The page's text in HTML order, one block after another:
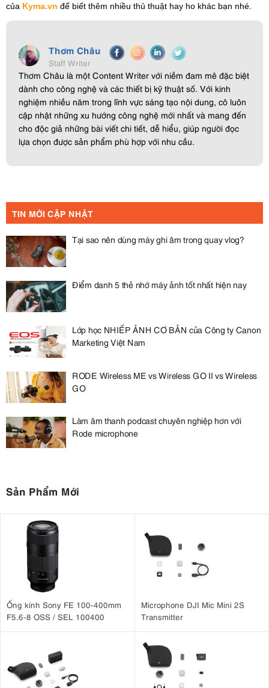
của Kyma.vn để biết thêm nhiều thủ thuật hay ho khác bạn nhé.
Thơm Châu
Staff Writer
Thơm Châu là một Content Writer với niềm đam mê đặc biệt
dành cho công nghệ và các thiết bị kỹ thuật số. Với kinh
nghiệm nhiều năm trong lĩnh vực sáng tạo nội dung, cô luôn
cập nhật những xu hướng công nghệ mới nhất và mang đến
cho độc giả những bài viết chi tiết, dễ hiểu, giúp người đọc
lựa chọn được sản phẩm phù hợp với nhu cầu.
TIN MỚI CẬP NHẬT
Tại sao nên dùng máy ghi âm trong quay vlog?
Điểm danh 5 thẻ nhớ máy ảnh tốt nhất hiện nay
Lớp học NHIẾP ẢNH CƠ BẢN của Công ty Canon
Marketing Việt Nam
RODE Wireless ME vs Wireless GO II vs Wireless
GO
Làm âm thanh podcast chuyên nghiệp hơn với
Rode microphone
Sản Phẩm Mới
Ống kính Sony FE 100-400mm
F5.6-8 OSS / SEL 100400
Microphone DJI Mic Mini 2S
Transmitter